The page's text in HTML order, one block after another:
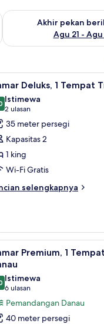
Agu 14 - Agu 16
Akhir pekan
Agu 21 - Agu
Periksa ketersediaan
dan ruang kerja ramah
2 Deluks, 1 Tempat
dari 10
Istimewa
2 ulasan
(2
ulasan)
35 meter persegi
Kapasitas 2
1 king
Wi-Fi Gratis
selengkapnya
bulu angsa,
5
Premium, 1
dari 10
Istimewa
6 ulasan
(6
ulasan)
Pemandangan Danau
40 meter persegi